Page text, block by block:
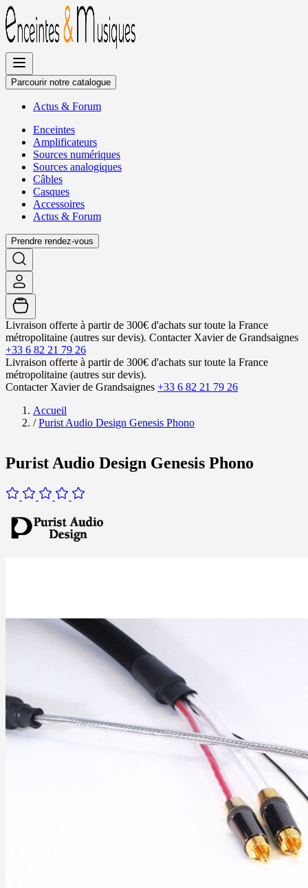
Allez
au
contenu
Parcourir notre catalogue
Actus & Forum
Enceintes
Amplificateurs
Sources numériques
Sources analogiques
Câbles
Casques
Accessoires
Actus & Forum
Prendre rendez-vous
Livraison offerte à partir de 300€ d'achats sur toute la France
métropolitaine (autres sur devis). Contacter Xavier de Grandsaignes
+33 6 82 21 79 26
Livraison offerte à partir de 300€ d'achats sur toute la France
métropolitaine (autres sur devis).
Contacter Xavier de Grandsaignes +33 6 82 21 79 26
Accueil
/ Purist Audio Design Genesis Phono
Purist Audio Design Genesis Phono